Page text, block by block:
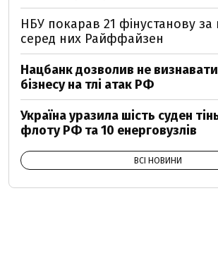
НБУ покарав 21 фінустанову
серед них Райффайзен
Нацбанк дозволив не
бізнесу на тлі атак РФ
Україна уразила шість суден
флоту РФ та 10 енерговузлів
ВСІ НОВИНИ